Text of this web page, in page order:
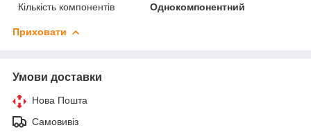
Кількість компонентів Однокомпонентний
Приховати
Умови доставки
Нова Пошта
Самовивіз